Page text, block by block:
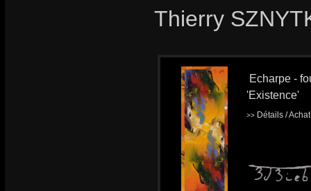
Thierry
Echarpe -
'Existence'
>> Détails /